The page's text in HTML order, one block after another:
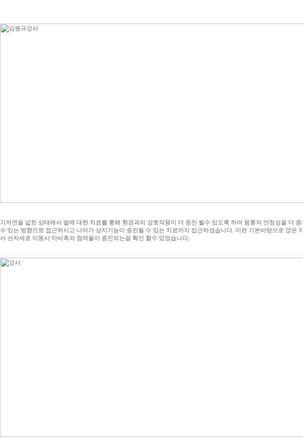
기저면을 넓힌 상태에서 발에 대한 치료를 통해 환경과의 상호작용이 더 증진 될수 있도록 하여 몸통의 안정성을 더 증
수 있는 방향으로 접근하시고 나아가 상지기능이 증진될 수 있는 치료까지 접근하셨습니다. 이런 기본바탕으로 앉은
서 선자세로 이동시 마비측의 참여율이 증진되는걸 확인 할수 있었습니다.